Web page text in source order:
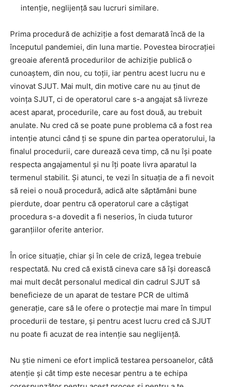
intenție, neglijență sau lucruri similare.
Prima procedură de achiziție a fost demarată încă de la
începutul pandemiei, din luna martie. Povestea birocrației
greoaie aferentă procedurilor de achiziție publică o
cunoaștem, din nou, cu toții, iar pentru acest lucru nu e
vinovat SJUT. Mai mult, din motive care nu au ținut de
voința SJUT, ci de operatorul care s-a angajat să livreze
acest aparat, procedurile, care au fost două, au trebuit
anulate. Nu cred că se poate pune problema că a fost rea
intenție atunci când ți se spune din partea operatorului, la
finalul procedurii, care durează ceva timp, că nu își poate
respecta angajamentul și nu îți poate livra aparatul la
termenul stabilit. Și atunci, te vezi în situația de a fi nevoit
să reiei o nouă procedură, adică alte săptămâni bune
pierdute, doar pentru că operatorul care a câștigat
procedura s-a dovedit a fi neserios, în ciuda tuturor
garanțiilor oferite anterior.
În orice situație, chiar și în cele de criză, legea trebuie
respectată. Nu cred că există cineva care să își dorească
mai mult decât personalul medical din cadrul SJUT să
beneficieze de un aparat de testare PCR de ultimă
generație, care să le ofere o protecție mai mare în timpul
procedurii de testare, și pentru acest lucru cred că SJUT
nu poate fi acuzat de rea intenție sau neglijență.
Nu știe nimeni ce efort implică testarea persoanelor, câtă
atenție și cât timp este necesar pentru a te echipa